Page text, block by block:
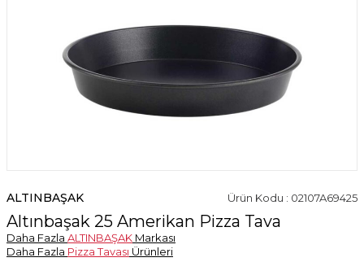
ALTINBAŞAK Ürün Kodu : 02107A69425
Altınbaşak 25 Amerikan Pizza Tava
Daha Fazla ALTINBAŞAK Markası
Daha Fazla Pizza Tavası Ürünleri